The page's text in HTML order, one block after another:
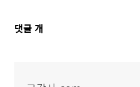
댓
댓글 개